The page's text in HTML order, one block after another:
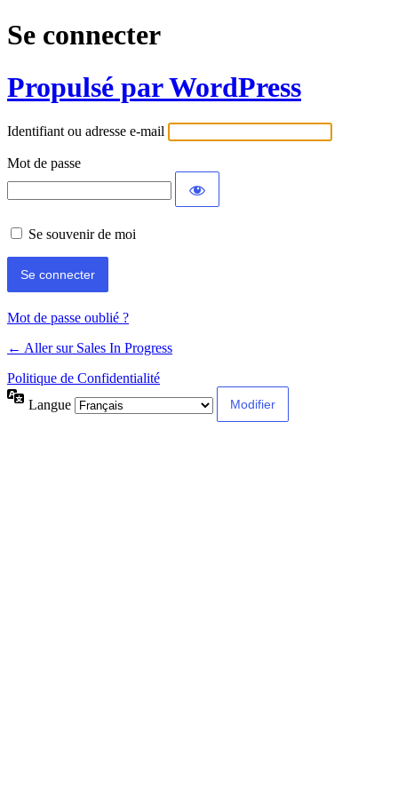
Se connecter
Propulsé par WordPress
Identifiant ou adresse e-mail
Mot de passe
Se souvenir de moi
Mot de passe oublié ?
← Aller sur Sales In Progress
Politique de Confidentialité
Langue